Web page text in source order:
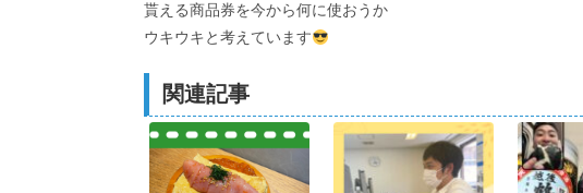
貰える商品券を今から何に使おうか
ウキウキと考えています
関連記事